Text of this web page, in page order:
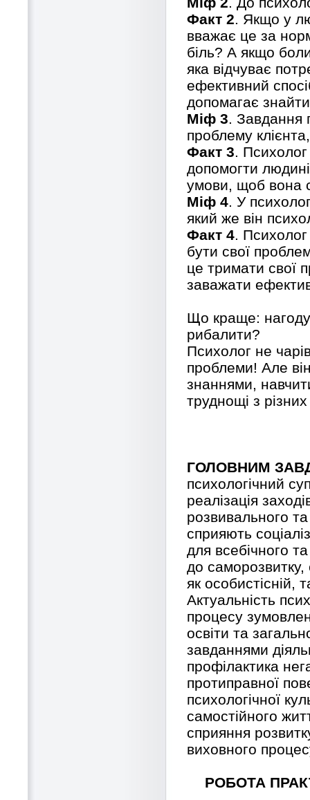
Факт 2. Якщо у
вважає це за
біль? А якщо
яка відчуває
ефективний
допомагає
Міф 3. Завдання
проблему
Факт 3.
допомогти
умови, щоб вона
Міф 4. У
який же він
Факт 4.
бути свої
це тримати свої
заважати
Що краще:
рибалити?
Психолог не
проблеми! Але
знаннями,
труднощі з
ГОЛОВНИМ
психологічний
реалізація
розвивального
сприяють
для всебічного
до саморозвитку,
як особистісній,
Актуальність
процесу
освіти та
завданнями
профілактика
протиправної
психологічної
самостійного
сприяння
виховного
РОБОТА